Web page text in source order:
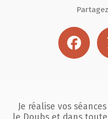
Je réalise vos